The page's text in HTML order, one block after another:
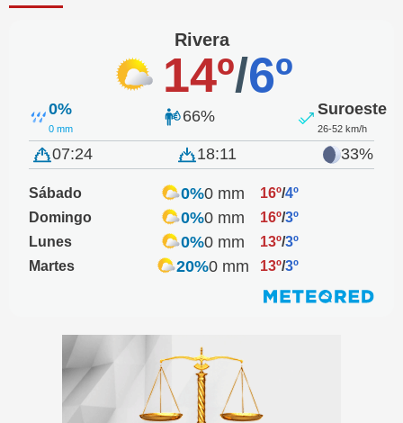
Rivera
14º/6º
0%
0 mm
66% Suroeste
26-52 km/h
07:24 18:11 33%
Sábado 0%0 mm 16º/4º
Domingo
0%0 mm 16º/3º
Lunes
0%0 mm 13º/3º
Martes
20%0 mm 13º/3º